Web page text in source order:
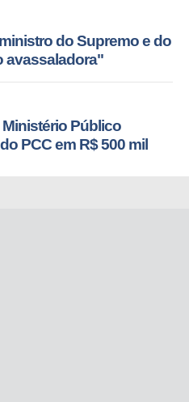
do Supremo e do
avassaladora"
Público
PCC em R$ 500 mil